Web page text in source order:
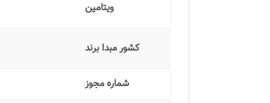
ویتامین
کشور مبدا برند
شماره مجوز